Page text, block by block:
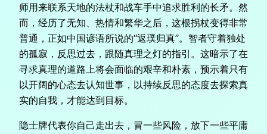
师用来联系天地的法杖和战车手中追求胜利的长矛。然
而，经历了无知、热情和繁华之后，这根拐杖变得非常
普通，正如中国谚语所说的“返璞归真”。智者守着独处
的孤寂，反思过去，跟随真理之灯的指引。这暗示了在
寻求真理的道路上将会面临的艰辛和朴素，预示着只有
以开阔的心态去认知世事，以持续反思的态度去探索真
实的自我，才能达到目标。
隐士牌代表你自己走出去，冒一些风险，放下一些平庸